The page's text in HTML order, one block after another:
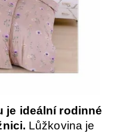
je ideální rodinné
Lůžkovina je